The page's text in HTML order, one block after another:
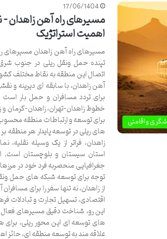
و اقامتی
17/06/1404
مسیرهای راه آهن زاهدان
اهمیت استراتژیک
مسیرهای راه آهن زاهدان مسیرهای
تپنده حمل ونقل ریلی در جنوب شرق
اتصال این منطقه به نقاط مختلف
آهن زاهدان، با سابقه ای دیرینه و
برای تردد مسافران و حمل بار
خطوط زاهدان-تهران، زاهدان-کرمان
برای توسعه و ارتباطات منطقه
های ریلی در توسعه پایدار هر
زاهدان، فراتر از یک وسیله نقلیه،
استان سیستان و بلوچستان است.
جغرافیایی منحصربه فرد خود در
توجه برای توسعه شبکه های حمل
از زاهدان، نه تنها سفر را برای
اقتصادی، تسهیل تجارت و تبادلات
این رو، شناخت دقیق مسیرهای
های توسعه ای این محور ریلی، برای
علاقه مند به توسعه منطقه ای، حائز